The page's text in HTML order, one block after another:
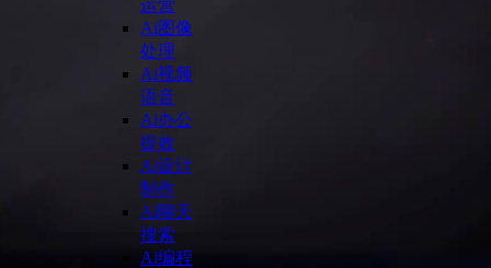
运营
Ai图像
处理
Ai视频
语音
Ai办公
提效
Ai设计
制作
Ai聊天
搜索
Ai编程